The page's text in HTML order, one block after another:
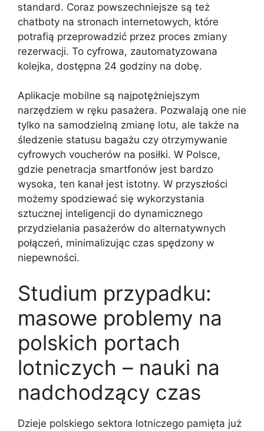
standard. Coraz powszechniejsze są też
chatboty na stronach internetowych, które
potrafią przeprowadzić przez proces zmiany
rezerwacji. To cyfrowa, zautomatyzowana
kolejka, dostępna 24 godziny na dobę.
Aplikacje mobilne są najpotężniejszym
narzędziem w ręku pasażera. Pozwalają one nie
tylko na samodzielną zmianę lotu, ale także na
śledzenie statusu bagażu czy otrzymywanie
cyfrowych voucherów na posiłki. W Polsce,
gdzie penetracja smartfonów jest bardzo
wysoka, ten kanał jest istotny. W przyszłości
możemy spodziewać się wykorzystania
sztucznej inteligencji do dynamicznego
przydzielania pasażerów do alternatywnych
połączeń, minimalizując czas spędzony w
niepewności.
Studium przypadku:
masowe problemy na
polskich portach
lotniczych – nauki na
nadchodzący czas
Dzieje polskiego sektora lotniczego pamięta już